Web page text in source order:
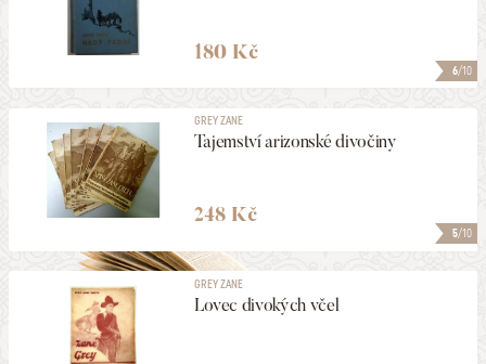
6/10
180 Kč
5/10
GREY ZANE
Tajemství arizonské divočiny
248 Kč
GREY ZANE
Lovec divokých včel